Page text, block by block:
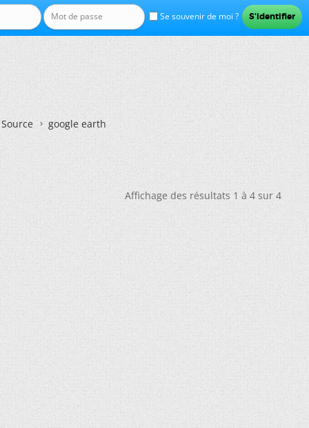
Se souvenir de moi ?
google earth
Affichage des résultats 1 à 4 sur 4